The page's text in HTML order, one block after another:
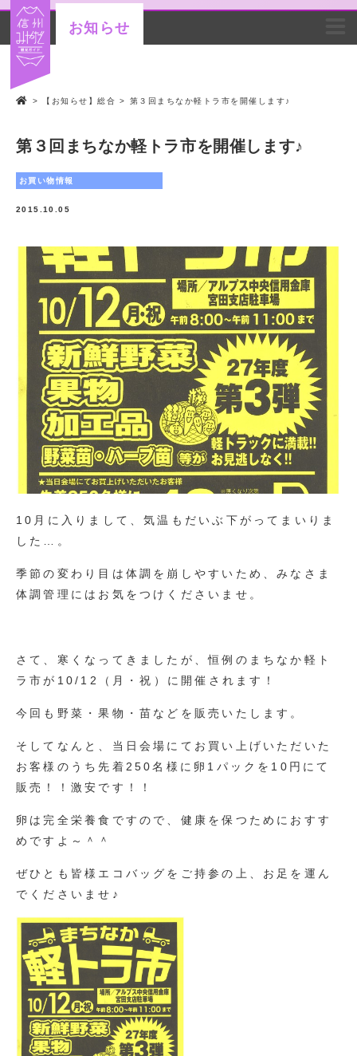
お知らせ
> 【お知らせ】総合 > 第３回まちなか軽トラ市を開催します♪
第３回まちなか軽トラ市を開催します♪
お買い物情報
2015.10.05
10月に入りまして、気温もだいぶ下がってまいりま
した…。
季節の変わり目は体調を崩しやすいため、みなさま
体調管理にはお気をつけくださいませ。
さて、寒くなってきましたが、恒例のまちなか軽ト
ラ市が10/12（月・祝）に開催されます！
今回も野菜・果物・苗などを販売いたします。
そしてなんと、当日会場にてお買い上げいただいた
お客様のうち先着250名様に卵1パックを10円にて
販売！！激安です！！
卵は完全栄養食ですので、健康を保つためにおすす
めですよ～＾＾
ぜひとも皆様エコバッグをご持参の上、お足を運ん
でくださいませ♪